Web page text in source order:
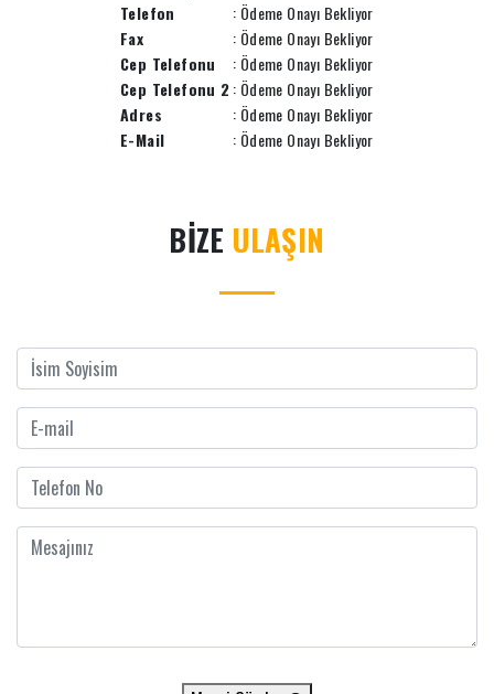
Telefon
: Ödeme Onayı Bekliyor
Fax
: Ödeme Onayı Bekliyor
Cep Telefonu
: Ödeme Onayı Bekliyor
Cep Telefonu 2: Ödeme Onayı Bekliyor
Adres
: Ödeme Onayı Bekliyor
E-Mail
: Ödeme Onayı Bekliyor
BİZE ULAŞIN